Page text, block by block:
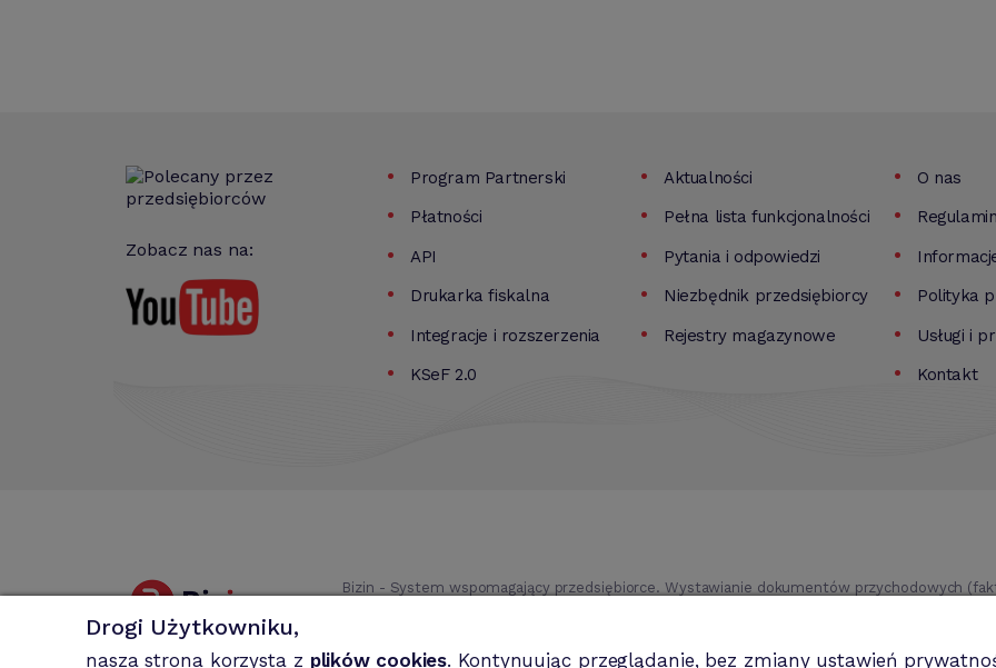
Zobacz nas na:
Program Partnerski
Płatności
API
Drukarka fiskalna
Integracje i rozszerzenia
KSeF 2.0
Aktualności
Pełna lista funkcjonalności
Pytania i odpowiedzi
Niezbędnik przedsiębiorcy
Rejestry magazynowe
O nas
Regulamin
Polityka
Usługi i
Kontakt
Bizin - System wspomagający przedsiębiorce. Wystawianie dokumentów przychodowych
Drogi Użytkowniku,
nasza strona korzysta z plików cookies. Kontynuując przeglądanie, bez zmiany ustawień